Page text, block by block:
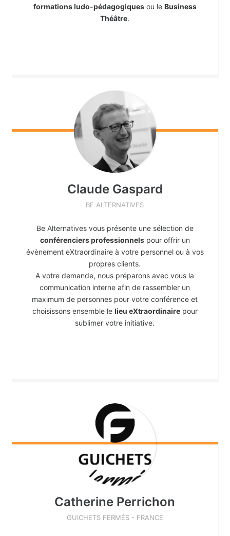
formations ludo-pédagogiquesou le Business
Théâtre.
Claude Gaspard
BE ALTERNATIVES
Be Alternatives vous présente une sélection de
conférenciers professionnelspour offrir un
évènement eXtraordinaire à votre personnel ou à vos
propres clients.
A votre demande, nous préparons avec vous la
communication interne afin de rassembler un
maximum de personnes pour votre conférence et
choisissons ensemble le lieu eXtraordinairepour
sublimer votre initiative.
Catherine Perrichon
GUICHETS FERMÉS - FRANCE